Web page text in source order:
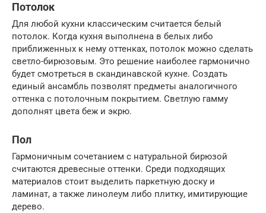
Потолок
Для любой кухни классическим считается белый
потолок. Когда кухня выполнена в белых либо
приближенных к нему оттенках, потолок можно сделать
светло-бирюзовым. Это решение наиболее гармонично
будет смотреться в скандинавской кухне. Создать
единый ансамбль позволят предметы аналогичного
оттенка с потолочным покрытием. Светлую гамму
дополнят цвета беж и экрю.
Пол
Гармоничным сочетанием с натуральной бирюзой
считаются древесные оттенки. Среди подходящих
материалов стоит выделить паркетную доску и
ламинат, а также линолеум либо плитку, имитирующие
дерево.